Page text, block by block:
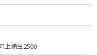
上蒲生2500